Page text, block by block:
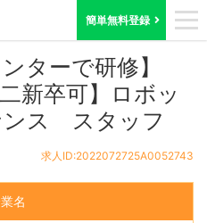
簡単無料登録
ID:2022072725A0052743
ターで研修】
新卒可】ロボッ
ンス スタッフ
求人ID:2022072725A0052743
名